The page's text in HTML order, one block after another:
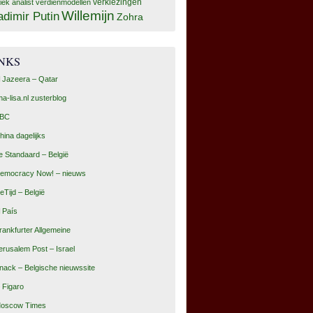
analist verdienmodellen verkiezingen
PutinWillemijn Zohra
Jazeera – Qatar
lisa.nl zusterblog
dagelijks
Standaard – België
Now! – nieuws
– België
País
Allgemeine
Post – Israel
– Belgische nieuwssite
Figaro
Times